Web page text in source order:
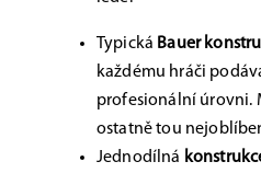
Typická Bauer
každému hráči
profesionální úrovni.
ostatně tou
Jednodílná